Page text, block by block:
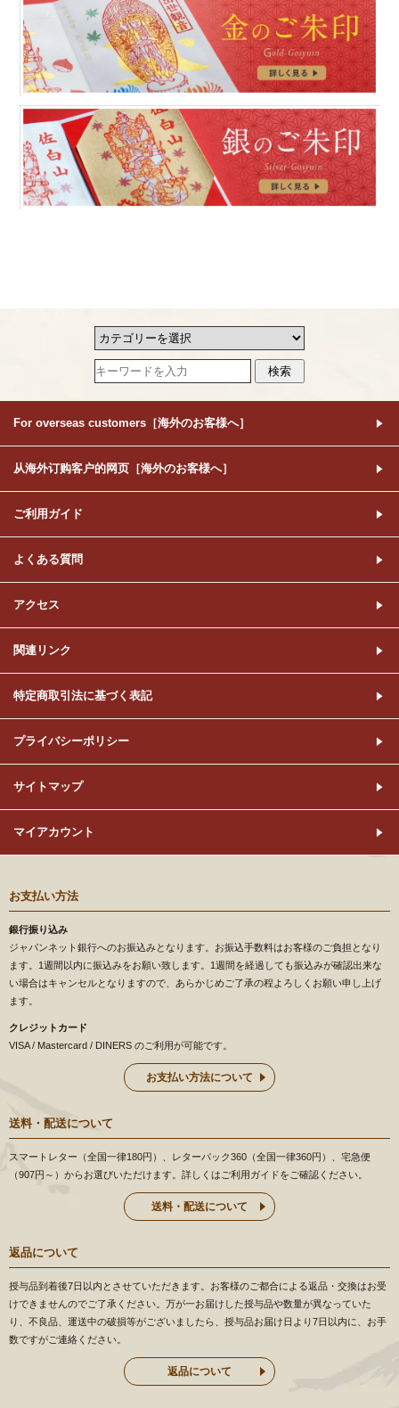
For overseas customers［海外のお客様へ］
从海外订购客户的网页［海外のお客様へ］
ご利用ガイド
よくある質問
アクセス
関連リンク
特定商取引法に基づく表記
プライバシーポリシー
サイトマップ
マイアカウント
お支払い方法
銀行振り込み
ジャパンネット銀行へのお振込みとなります。お振込手数料はお客様のご負担となり
ます。1週間以内に振込みをお願い致します。1週間を経過しても振込みが確認出来な
い場合はキャンセルとなりますので、あらかじめご了承の程よろしくお願い申し上げ
ます。
クレジットカード
VISA / Mastercard / DINERS のご利用が可能です。
お支払い方法について
送料・配送について
スマートレター（全国一律180円）、レターパック360（全国一律360円）、宅急便
（907円～）からお選びいただけます。詳しくはご利用ガイドをご確認ください。
送料・配送について
返品について
授与品到着後7日以内とさせていただきます。お客様のご都合による返品・交換はお受
けできませんのでご了承ください。万が一お届けした授与品や数量が異なっていた
り、不良品、運送中の破損等がございましたら、授与品お届け日より7日以内に、お手
数ですがご連絡ください。
返品について